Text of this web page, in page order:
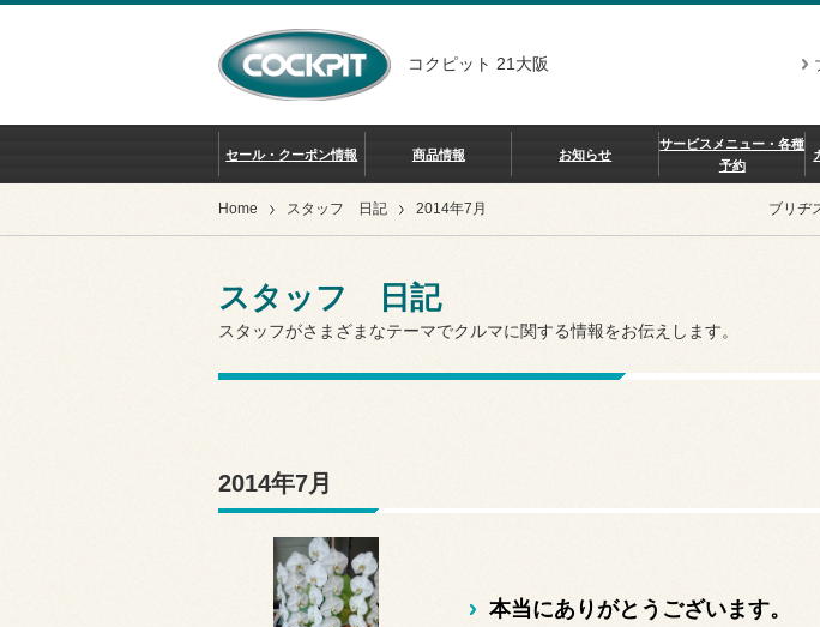
コクピット 21大阪
セール・クーポン情報 商品情報 お知らせ
サービスメニュー・各種
予約
Home スタッフ 日記 2014年7月 ブリヂ
スタッフ 日記
スタッフがさまざまなテーマでクルマに関する情報をお伝えします。
2014年7月
本当にありがとうございます。